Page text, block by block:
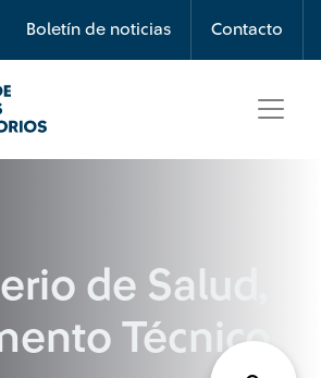
Boletín de noticias Contacto
de Salud,
Técnico